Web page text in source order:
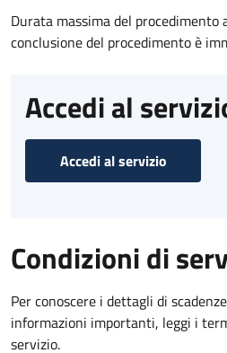
Durata massima del
conclusione del procedimento è
Accedi al
Accedi al servizio
Condizioni di
Per conoscere i dettagli di
informazioni importanti, leggi i
servizio.